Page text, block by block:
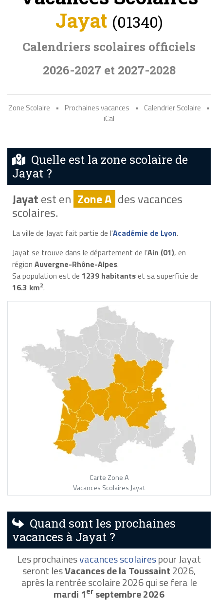
Jayat (01340)
Calendriers scolaires officiels
2026-2027 et 2027-2028
Zone Scolaire • Prochaines vacances • Calendrier Scolaire
•
iCal
Quelle est la zone scolaire de
Jayat ?
Jayatest en Zone A des vacances
scolaires.
La ville de Jayat fait partie de l'Académie de Lyon.
Jayat se trouve dans le département de l’Ain (01), en
région Auvergne-Rhône-Alpes.
Sa population est de 1239 habitantset sa superficie de
16.3 km2.
Carte Zone A
Vacances Scolaires Jayat
Quand sont les prochaines
vacances à Jayat ?
Les prochainesvacances scolairespour Jayat
seront lesVacances de la Toussaint2026,
après la rentrée scolaire 2026 qui se fera le
mardi 1er septembre 2026